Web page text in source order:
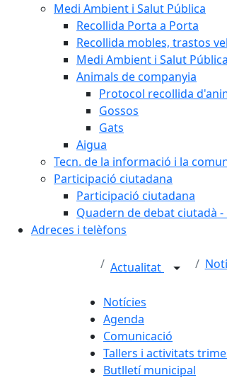
Medi Ambient i Salut Pública
Recollida Porta a Porta
Recollida mobles, trastos
Medi Ambient i Salut Pública
Animals de companyia
Protocol recollida
Gossos
Gats
Aigua
Tecn. de la informació i la
Participació ciutadana
Participació ciutadana
Quadern de debat ciutadà
Adreces i telèfons
Actualitat
Notícies
Agenda
Comunicació
Tallers i activitats
Butlletí municipal